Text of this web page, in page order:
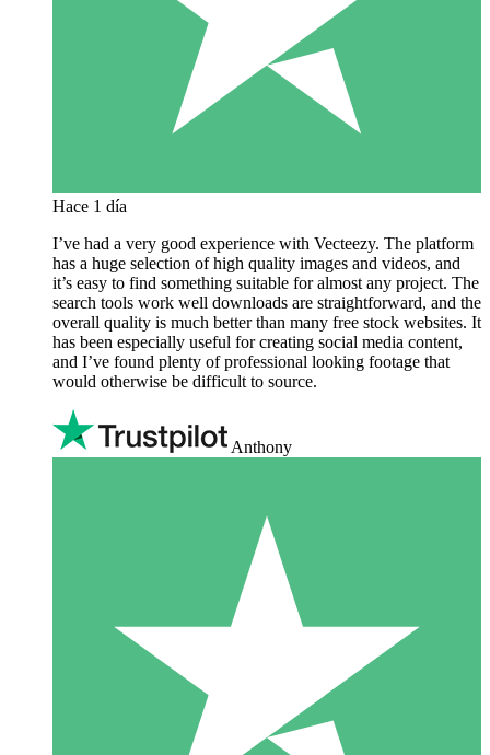
Hace 1 día
I’ve had a very good experience with Vecteezy. The platform
has a huge selection of high quality images and videos, and
it’s easy to find something suitable for almost any project. The
search tools work well downloads are straightforward, and the
overall quality is much better than many free stock websites. It
has been especially useful for creating social media content,
and I’ve found plenty of professional looking footage that
would otherwise be difficult to source.
Anthony